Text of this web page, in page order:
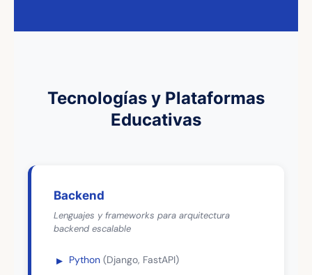
Tecnologías y Plataformas
Educativas
Backend
Lenguajes y frameworks para arquitectura
backend escalable
Python (Django, FastAPI)